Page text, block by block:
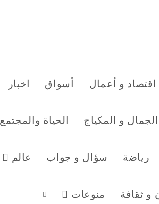
اقتصاد و أعمال أسواق اخبار
الجمال و المكياج الحياة والمجتمع
رياضة سؤال و جواب عالم
و ثقافة منوعات